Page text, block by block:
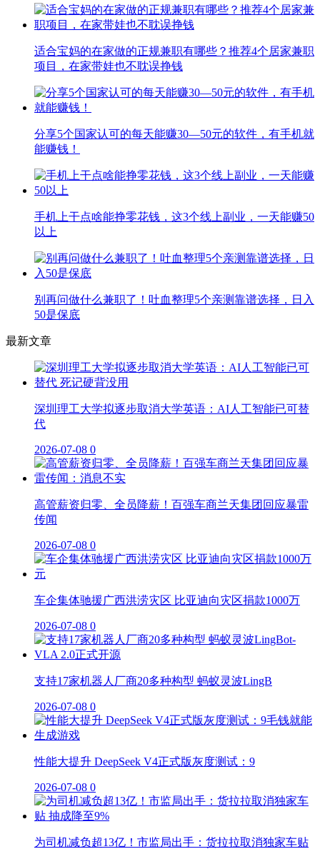
适合宝妈的在家做的正规兼职有哪些？推荐4个居家兼职
项目，在家带娃也不耽误挣钱
分享5个国家认可的每天能赚30—50元的软件，有手机就
能赚钱！
手机上干点啥能挣零花钱，这3个线上副业，一天能赚50
以上
别再问做什么兼职了！吐血整理5个亲测靠谱选择，日入
50是保底
最新文章
深圳理工大学拟逐步取消大学英语：AI人工智能已可替
代
2026-07-08 0
高管薪资归零、全员降薪！百强车商兰天集团回应暴雷
传闻
2026-07-08 0
车企集体驰援广西洪涝灾区 比亚迪向灾区捐款1000万
2026-07-08 0
支持17家机器人厂商20多种构型 蚂蚁灵波LingB
2026-07-08 0
性能大提升 DeepSeek V4正式版灰度测试：9
2026-07-08 0
为司机减负超13亿！市监局出手：货拉拉取消独家车贴